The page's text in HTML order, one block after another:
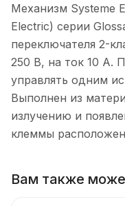
Механизм Systeme
Electric) серии
переключателя 2-
250 В, на ток 10 А.
управлять одним
Выполнен из
излучению и
клеммы
Вам также